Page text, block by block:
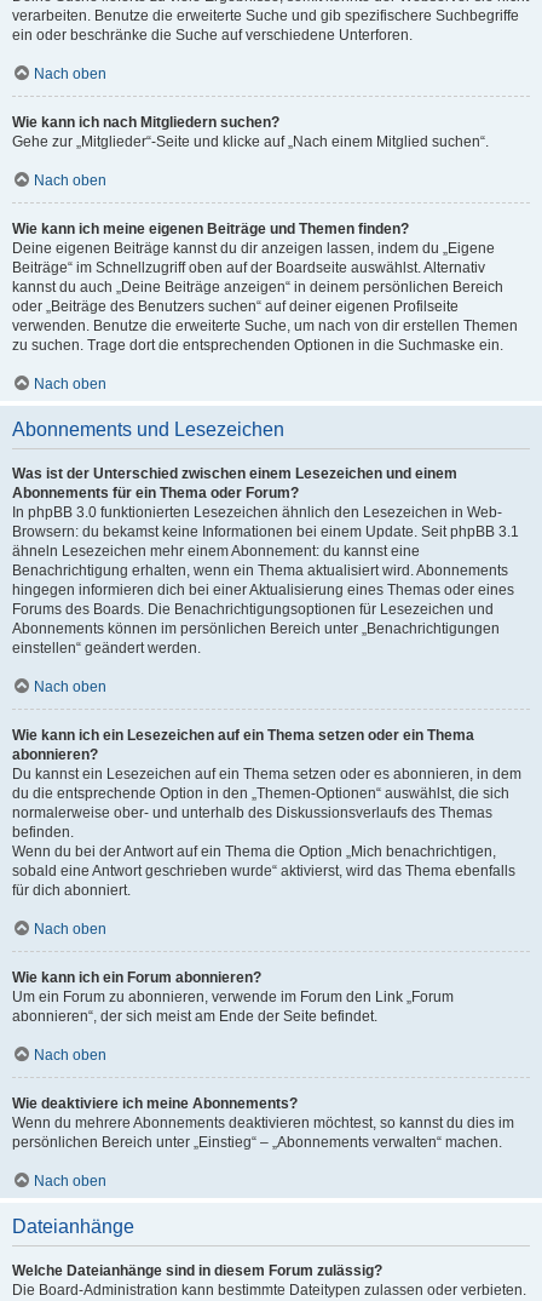
verarbeiten. Benutze die erweiterte Suche und gib spezifischere Suchbegriffe
ein oder beschränke die Suche auf verschiedene Unterforen.
Nach oben
Wie kann ich nach Mitgliedern suchen?
Gehe zur „Mitglieder“-Seite und klicke auf „Nach einem Mitglied suchen“.
Nach oben
Wie kann ich meine eigenen Beiträge und Themen finden?
Deine eigenen Beiträge kannst du dir anzeigen lassen, indem du „Eigene
Beiträge“ im Schnellzugriff oben auf der Boardseite auswählst. Alternativ
kannst du auch „Deine Beiträge anzeigen“ in deinem persönlichen Bereich
oder „Beiträge des Benutzers suchen“ auf deiner eigenen Profilseite
verwenden. Benutze die erweiterte Suche, um nach von dir erstellen Themen
zu suchen. Trage dort die entsprechenden Optionen in die Suchmaske ein.
Nach oben
Abonnements und Lesezeichen
Was ist der Unterschied zwischen einem Lesezeichen und einem
Abonnements für ein Thema oder Forum?
In phpBB 3.0 funktionierten Lesezeichen ähnlich den Lesezeichen in Web-
Browsern: du bekamst keine Informationen bei einem Update. Seit phpBB 3.1
ähneln Lesezeichen mehr einem Abonnement: du kannst eine
Benachrichtigung erhalten, wenn ein Thema aktualisiert wird. Abonnements
hingegen informieren dich bei einer Aktualisierung eines Themas oder eines
Forums des Boards. Die Benachrichtigungsoptionen für Lesezeichen und
Abonnements können im persönlichen Bereich unter „Benachrichtigungen
einstellen“ geändert werden.
Nach oben
Wie kann ich ein Lesezeichen auf ein Thema setzen oder ein Thema
abonnieren?
Du kannst ein Lesezeichen auf ein Thema setzen oder es abonnieren, in dem
du die entsprechende Option in den „Themen-Optionen“ auswählst, die sich
normalerweise ober- und unterhalb des Diskussionsverlaufs des Themas
befinden.
Wenn du bei der Antwort auf ein Thema die Option „Mich benachrichtigen,
sobald eine Antwort geschrieben wurde“ aktivierst, wird das Thema ebenfalls
für dich abonniert.
Nach oben
Wie kann ich ein Forum abonnieren?
Um ein Forum zu abonnieren, verwende im Forum den Link „Forum
abonnieren“, der sich meist am Ende der Seite befindet.
Nach oben
Wie deaktiviere ich meine Abonnements?
Wenn du mehrere Abonnements deaktivieren möchtest, so kannst du dies im
persönlichen Bereich unter „Einstieg“ – „Abonnements verwalten“ machen.
Nach oben
Dateianhänge
Welche Dateianhänge sind in diesem Forum zulässig?
Die Board-Administration kann bestimmte Dateitypen zulassen oder verbieten.